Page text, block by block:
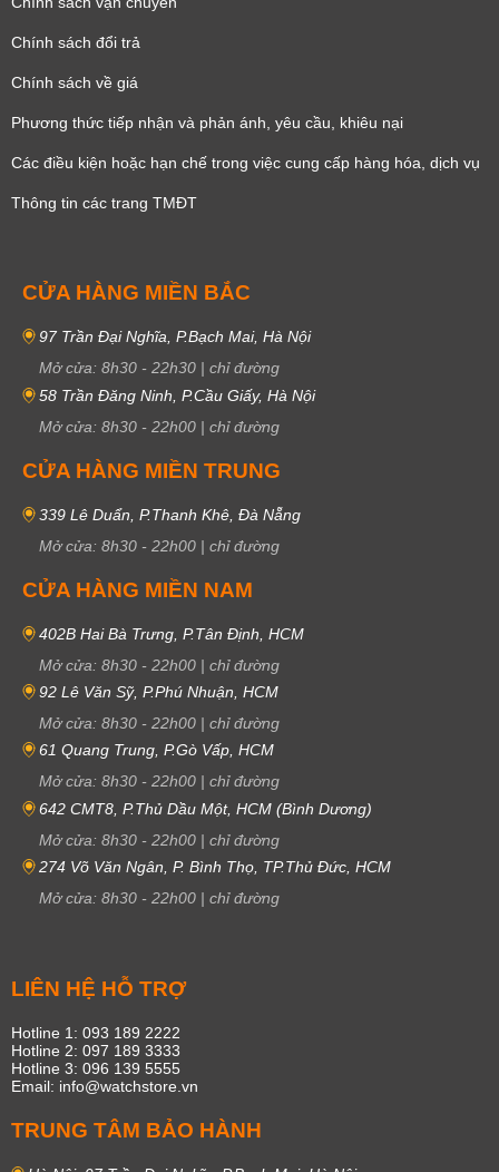
Chính sách đổi trả
Chính sách về giá
Phương thức tiếp nhận và phản ánh, yêu cầu, khiêu nại
Các điều kiện hoặc hạn chế trong việc cung cấp hàng hóa, dịch vụ
Thông tin các trang TMĐT
CỬA HÀNG MIỀN BẮC
97 Trần Đại Nghĩa, P.Bạch Mai, Hà Nội
Mở cửa: 8h30 - 22h30 | chỉ đường
58 Trần Đăng Ninh, P.Cầu Giấy, Hà Nội
Mở cửa: 8h30 - 22h00 | chỉ đường
CỬA HÀNG MIỀN TRUNG
339 Lê Duẩn, P.Thanh Khê, Đà Nẵng
Mở cửa: 8h30 - 22h00 | chỉ đường
CỬA HÀNG MIỀN NAM
402B Hai Bà Trưng, P.Tân Định, HCM
Mở cửa: 8h30 - 22h00 | chỉ đường
92 Lê Văn Sỹ, P.Phú Nhuận, HCM
Mở cửa: 8h30 - 22h00 | chỉ đường
61 Quang Trung, P.Gò Vấp, HCM
Mở cửa: 8h30 - 22h00 | chỉ đường
642 CMT8, P.Thủ Dầu Một, HCM (Bình Dương)
Mở cửa: 8h30 - 22h00 | chỉ đường
274 Võ Văn Ngân, P. Bình Thọ, TP.Thủ Đức, HCM
Mở cửa: 8h30 - 22h00 | chỉ đường
LIÊN HỆ HỖ TRỢ
Hotline 1: 093 189 2222
Hotline 2: 097 189 3333
Hotline 3: 096 139 5555
Email: info@watchstore.vn
TRUNG TÂM BẢO HÀNH